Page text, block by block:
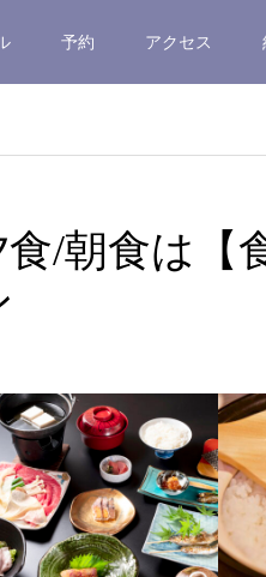
予約 アクセス
/朝食は【